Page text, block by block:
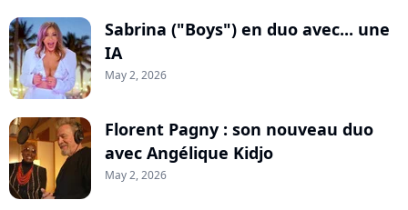
Sabrina ("Boys") en duo avec... une
IA
May 2, 2026
Florent Pagny : son nouveau duo
avec Angélique Kidjo
May 2, 2026